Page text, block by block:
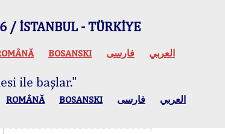
/ İSTANBUL - TÜRKİYE
BOSANSKI العربي فارسی
ile başlar."
ROMÂNĂ BOSANSKI العربي فارسی